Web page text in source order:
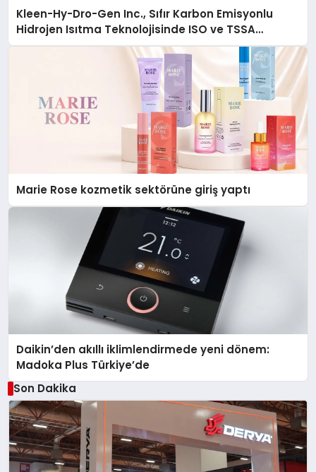
Kleen-Hy-Dro-Gen Inc., Sıfır Karbon Emisyonlu
Hidrojen Isıtma Teknolojisinde ISO ve TSSA
Düzenleyici Onaylarını Aldı
Marie Rose kozmetik sektörüne giriş yaptı
Daikin’den akıllı iklimlendirmede yeni dönem:
Madoka Plus Türkiye’de
Son Dakika